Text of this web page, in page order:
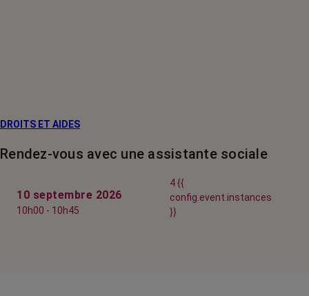
DROITS ET AIDES
Rendez-vous avec une assistante sociale
10 septembre 2026
10h00 - 10h45
4 {{
config.event.instances
}}